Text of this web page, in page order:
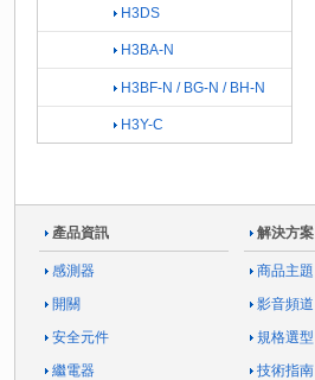
H3DS
H3BA-N
H3BF-N / BG-N / BH-N
H3Y-C
產品資訊
感測器
開關
安全元件
繼電器
解決方案
商品主題
影音頻道
規格選型
技術指南